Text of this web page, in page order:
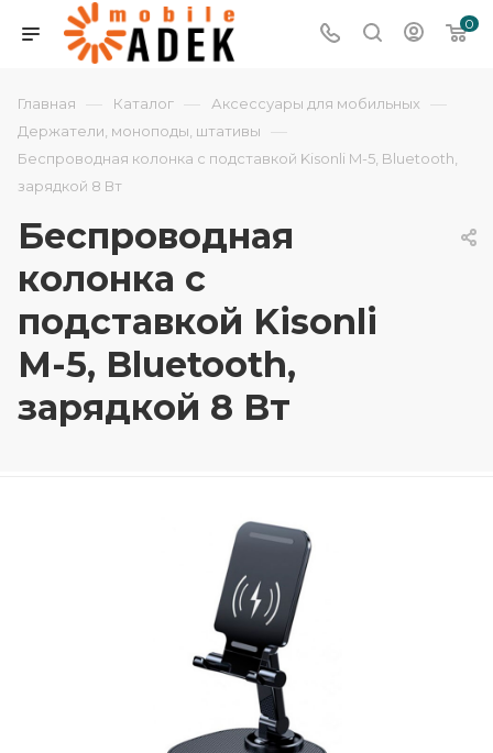
0
Главная — Каталог — Аксессуары для мобильных —
Держатели, моноподы, штативы —
Беспроводная колонка с подставкой Kisonli M-5, Bluetooth,
зарядкой 8 Вт
Беспроводная
колонка с
подставкой Kisonli
M-5, Bluetooth,
зарядкой 8 Вт